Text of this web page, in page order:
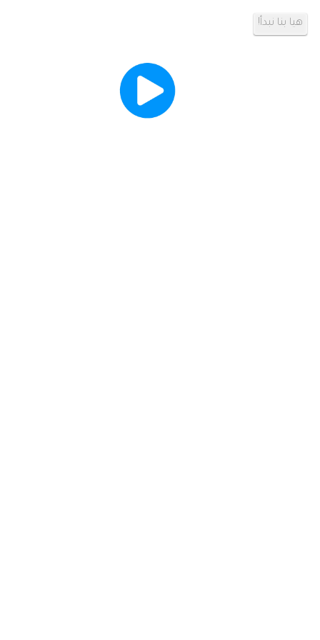
هيا بنا نبدأ!